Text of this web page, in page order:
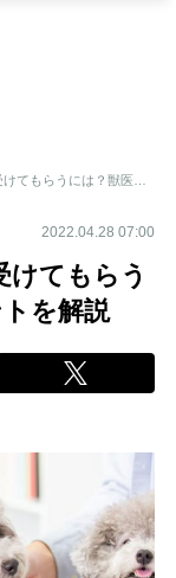
犬の予防注射、スムーズに受けてもらうには？獣医師が4つのポイントを解説
2022.04.28 07:00
けてもらう
を解説